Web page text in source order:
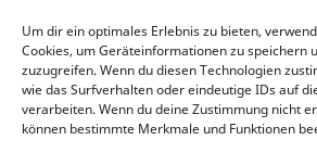
Um dir ein optimales Erlebnis zu bieten,
Cookies, um Geräteinformationen zu speichern
zuzugreifen. Wenn du diesen Technologien
wie das Surfverhalten oder eindeutige IDs auf
verarbeiten. Wenn du deine Zustimmung nicht
können bestimmte Merkmale und Funktionen
Mo–Do 9:30 - 12:00 Uhr & 14:00 -
Frei 9:30 - 12:00 Uhr & 14:00 -
Sa geschlossen